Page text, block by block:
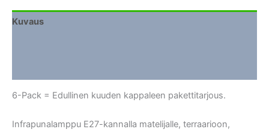
6-
Kuvaus
6-Pack = Edullinen kuuden kappaleen pakettitarjous.
Infrapunalamppu E27-kannalla matelijalle, terraarioon,